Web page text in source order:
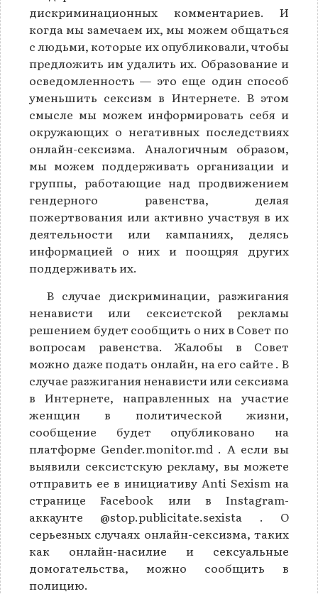
дискриминационных комментариев. И
когда мы замечаем их, мы можем общаться
с людьми, которые их опубликовали, чтобы
предложить им удалить их. Образование и
осведомленность — это еще один способ
уменьшить сексизм в Интернете. В этом
смысле мы можем информировать себя и
окружающих о негативных последствиях
онлайн-сексизма. Аналогичным образом,
мы можем поддерживать организации и
группы, работающие над продвижением
гендерного равенства, делая
пожертвования или активно участвуя в их
деятельности или кампаниях, делясь
информацией о них и поощряя других
поддерживать их.
В случае дискриминации, разжигания
ненависти или сексистской рекламы
решением будет сообщить о них в Совет по
вопросам равенства. Жалобы в Совет
можно даже подать онлайн, на его сайте . В
случае разжигания ненависти или сексизма
в Интернете, направленных на участие
женщин в политической жизни,
сообщение будет опубликовано на
платформе Gender.monitor.md . А если вы
выявили сексистскую рекламу, вы можете
отправить ее в инициативу Anti Sexism на
странице Facebook или в Instagram-
аккаунте @stop.publicitate.sexista . О
серьезных случаях онлайн-сексизма, таких
как онлайн-насилие и сексуальные
домогательства, можно сообщить в
полицию.